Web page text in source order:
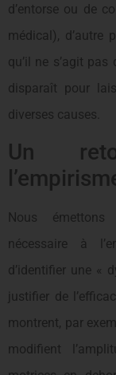
d’entorse ou de
médical), d’autre
qu’il ne s’agit pas
disparaît pour
diverses causes.
Un
Nous émettons
nécessaire à
d’identifier une «
justifier de
montrent, par
modifient